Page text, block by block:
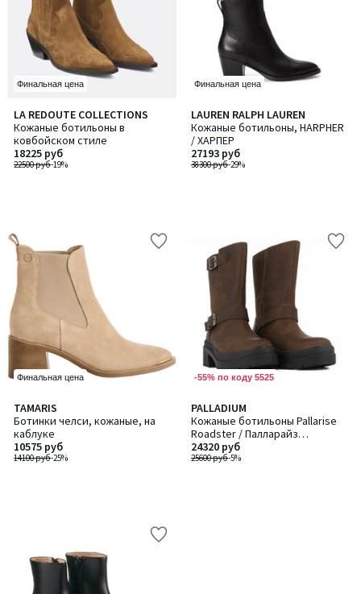
Финальная цена
LA REDOUTE COLLECTIONS
Кожаные ботильоны в
ковбойском стиле
22500 руб-19%
18225 руб
Финальная цена
LAUREN RALPH LAUREN
Кожаные ботильоны, HARPHER
/ ХАРПЕР
38300 руб-29%
27193 руб
Финальная цена
TAMARIS
Ботинки челси, кожаные, на
каблуке
14100 руб-25%
10575 руб
-55% по коду 5525
PALLADIUM
Кожаные ботильоны Pallarise
Roadster / Палларайз
Роадстер
25600 руб-5%
24320 руб